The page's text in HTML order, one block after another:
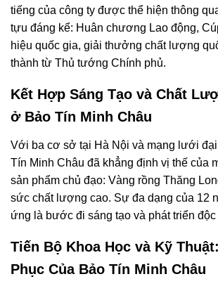
tiếng của công ty được thể hiện thông
tựu đáng kể: Huân chương Lao động,
hiệu quốc gia, giải thưởng chất lượng
thành từ Thủ tướng Chính phủ.
Kết Hợp Sáng Tạo và Chất
ở Bảo Tín Minh Châu
Với ba cơ sở tại Hà Nội và mạng lưới
Tín Minh Châu đã khẳng định vị thế của
sản phẩm chủ đạo: Vàng rồng Thăng
sức chất lượng cao. Sự đa dạng của 12
ứng là bước đi sáng tạo và phát triển độc
Tiến Bộ Khoa Học và Kỹ
Phục Của Bảo Tín Minh Châu